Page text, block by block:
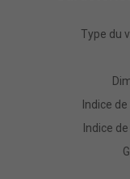
Type du
Indice
Indice